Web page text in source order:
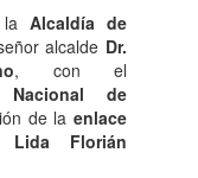
laAlcaldía de
alcalde Dr.
, con el
Nacional de
de laenlace
Lida Florián